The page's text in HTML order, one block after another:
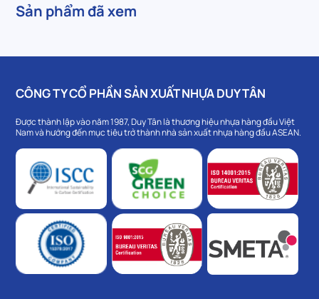
Sản phẩm đã xem
CÔNG TY CỔ PHẦN SẢN XUẤT NHỰA DUY TÂN
Được thành lập vào năm 1987, Duy Tân là thương hiệu nhựa hàng đầu Việt
Nam và hướng đến mục tiêu trở thành nhà sản xuất nhựa hàng đầu ASEAN.